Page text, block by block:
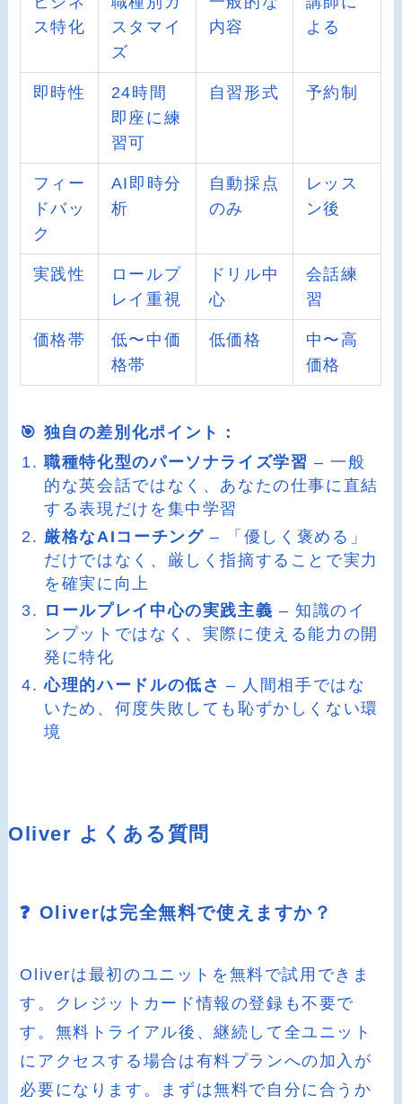
ス特化
スタマイ
ズ
内容
よる
即時性
24時間
即座に練
習可
自習形式 予約制
フィー
ドバッ
ク
AI即時分
析
自動採点
のみ
レッス
ン後
実践性
ロールプ
レイ重視
ドリル中
心
会話練
習
価格帯
低〜中価
格帯
低価格
中〜高
価格
🎯 独自の差別化ポイント：
職種特化型のパーソナライズ学習 – 一般
的な英会話ではなく、あなたの仕事に直結
する表現だけを集中学習
厳格なAIコーチング – 「優しく褒める」
だけではなく、厳しく指摘することで実力
を確実に向上
ロールプレイ中心の実践主義 – 知識のイ
ンプットではなく、実際に使える能力の開
発に特化
心理的ハードルの低さ – 人間相手ではな
いため、何度失敗しても恥ずかしくない環
境
Oliver よくある質問
❓ Oliverは完全無料で使えますか？
Oliverは最初のユニットを無料で試用できま
す。クレジットカード情報の登録も不要で
す。無料トライアル後、継続して全ユニット
にアクセスする場合は有料プランへの加入が
必要になります。まずは無料で自分に合うか